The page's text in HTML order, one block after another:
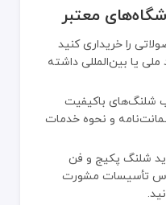
معتبر
را خریداری کنید
ملی یا بین‌المللی داشته
شلنگ‌های باکیفیت
و نحوه خدمات
شلنگ پکیج و فن
تأسیسات مشورت